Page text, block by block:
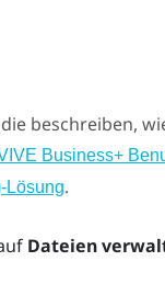
beschreiben,
Business+
Lösung.
Dateien